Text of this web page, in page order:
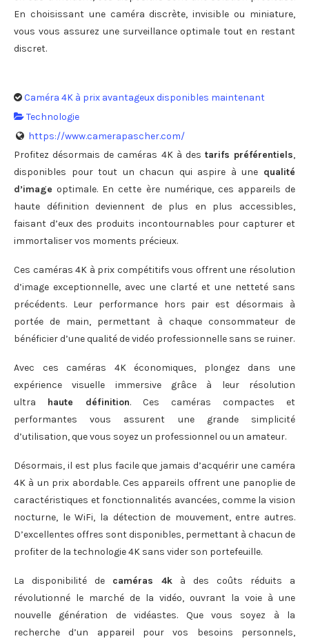
En choisissant une caméra discrète, invisible ou miniature,
vous vous assurez une surveillance optimale tout en restant
discret.
Caméra 4K à prix avantageux disponibles maintenant
Technologie
https://www.camerapascher.com/
Profitez désormais de caméras 4K à des tarifs préférentiels,
disponibles pour tout un chacun qui aspire à une qualité
d’image optimale. En cette ère numérique, ces appareils de
haute définition deviennent de plus en plus accessibles,
faisant d’eux des produits incontournables pour capturer et
immortaliser vos moments précieux.
Ces caméras 4K à prix compétitifs vous offrent une résolution
d’image exceptionnelle, avec une clarté et une netteté sans
précédents. Leur performance hors pair est désormais à
portée de main, permettant à chaque consommateur de
bénéficier d’une qualité de vidéo professionnelle sans se ruiner.
Avec ces caméras 4K économiques, plongez dans une
expérience visuelle immersive grâce à leur résolution
ultra haute définition. Ces caméras compactes et
performantes vous assurent une grande simplicité
d’utilisation, que vous soyez un professionnel ou un amateur.
Désormais, il est plus facile que jamais d’acquérir une caméra
4K à un prix abordable. Ces appareils offrent une panoplie de
caractéristiques et fonctionnalités avancées, comme la vision
nocturne, le WiFi, la détection de mouvement, entre autres.
D’excellentes offres sont disponibles, permettant à chacun de
profiter de la technologie 4K sans vider son portefeuille.
La disponibilité de caméras 4k à des coûts réduits a
révolutionné le marché de la vidéo, ouvrant la voie à une
nouvelle génération de vidéastes. Que vous soyez à la
recherche d’un appareil pour vos besoins personnels,